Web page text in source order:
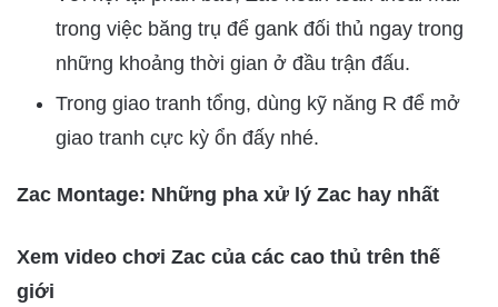
trong việc băng trụ để gank đối thủ ngay trong
những khoảng thời gian ở đầu trận đấu.
Trong giao tranh tổng, dùng kỹ năng R để mở
giao tranh cực kỳ ổn đấy nhé.
Zac Montage: Những pha xử lý Zac hay nhất
Xem video chơi Zac của các cao thủ trên thế
giới